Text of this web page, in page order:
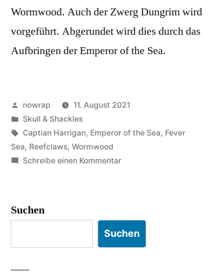
Wormwood. Auch der Zwerg Dungrim wird
vorgeführt. Abgerundet wird dies durch das
Aufbringen der Emperor of the Sea.
Veröffentlicht
von
nowrap
11. August 2021
Veröffentlicht
unter
Skull & Shackles
Schlagwörter:
Captian Harrigan, Emperor of the Sea, Fever
Sea, Reefclaws, Wormwood
Schreibe einen Kommentarzu
Teil
Suchen
Suchen